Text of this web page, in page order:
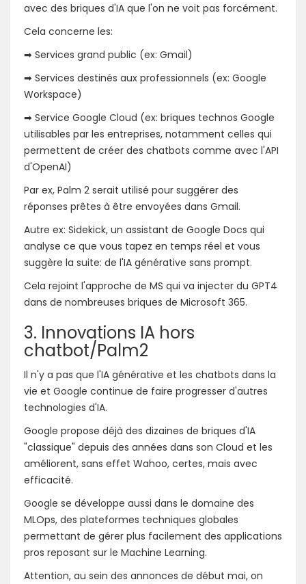
avec des briques d'IA que l'on ne voit pas forcément.
Cela concerne les:
➡ Services grand public (ex: Gmail)
➡ Services destinés aux professionnels (ex: Google
Workspace)
➡ Service Google Cloud (ex: briques technos Google
utilisables par les entreprises, notamment celles qui
permettent de créer des chatbots comme avec l'API
d'OpenAI)
Par ex, Palm 2 serait utilisé pour suggérer des
réponses prêtes à être envoyées dans Gmail.
Autre ex: Sidekick, un assistant de Google Docs qui
analyse ce que vous tapez en temps réel et vous
suggère la suite: de l'IA générative sans prompt.
Cela rejoint l'approche de MS qui va injecter du GPT4
dans de nombreuses briques de Microsoft 365.
3. Innovations IA hors
chatbot/Palm2
Il n'y a pas que l'IA générative et les chatbots dans la
vie et Google continue de faire progresser d'autres
technologies d'IA.
Google propose déjà des dizaines de briques d'IA
"classique" depuis des années dans son Cloud et les
améliorent, sans effet Wahoo, certes, mais avec
efficacité.
Google se développe aussi dans le domaine des
MLOps, des plateformes techniques globales
permettant de gérer plus facilement des applications
pros reposant sur le Machine Learning.
Attention, au sein des annonces de début mai, on